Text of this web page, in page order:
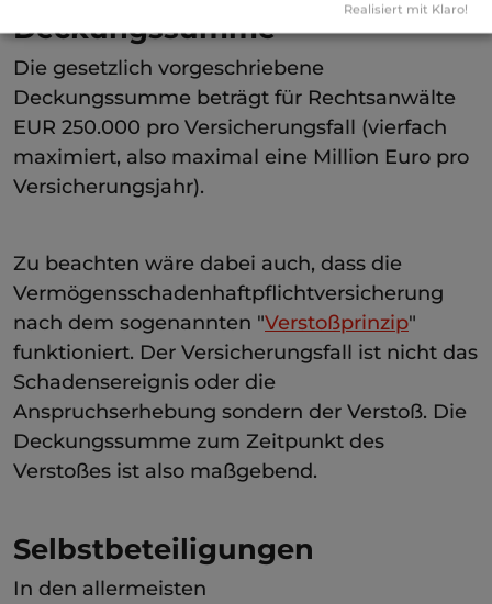
Deckungssumme
Die gesetzlich vorgeschriebene
Deckungssumme beträgt für Rechtsanwälte
EUR 250.000 pro Versicherungsfall (vierfach
maximiert, also maximal eine Million Euro pro
Versicherungsjahr).
Zu beachten wäre dabei auch, dass die
Vermögensschadenhaftpflichtversicherung
nach dem sogenannten "Verstoßprinzip"
funktioniert. Der Versicherungsfall ist nicht das
Schadensereignis oder die
Anspruchserhebung sondern der Verstoß. Die
Deckungssumme zum Zeitpunkt des
Verstoßes ist also maßgebend.
Selbstbeteiligungen
In den allermeisten
Realisiert mit Klaro!